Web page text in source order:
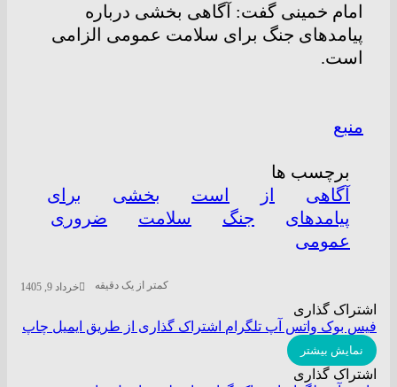
امام خمینی گفت: آگاهی بخشی درباره
پیامدهای جنگ برای سلامت عمومی الزامی
است.
منبع
برچسب ها
آگاهی
از است بخشی
برای
پیامدهای
جنگ سلامت
ضروری
عمومی
خرداد 9, 1405 کمتر از یک دقیقه
اشتراک گذاری
فیس بوک واتس آپ تلگرام اشتراک گذاری از طریق ایمیل چاپ
نمایش بیشتر
اشتراک گذاری